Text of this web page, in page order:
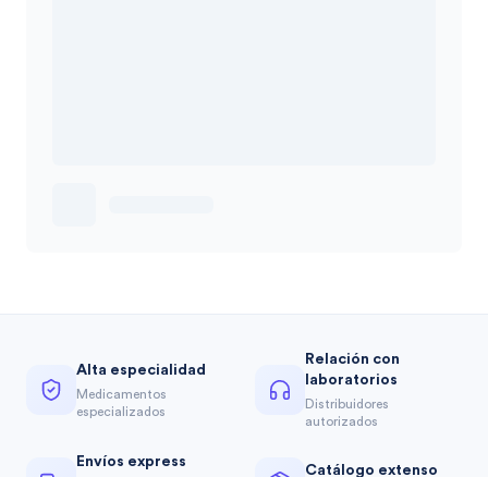
Alta especialidad
Medicamentos
especializados
Relación con
laboratorios
Distribuidores
autorizados
Envíos express
Catálogo extenso